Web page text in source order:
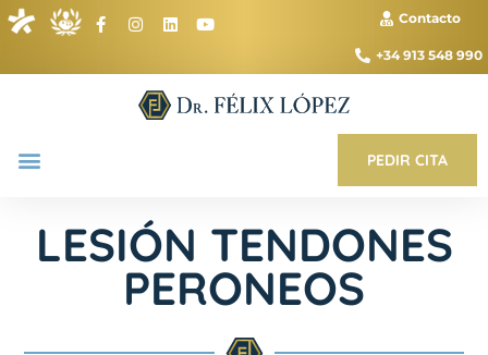
Contacto
+34 913 548 990
PEDIR CITA
LESIÓN TENDONES
PERONEOS